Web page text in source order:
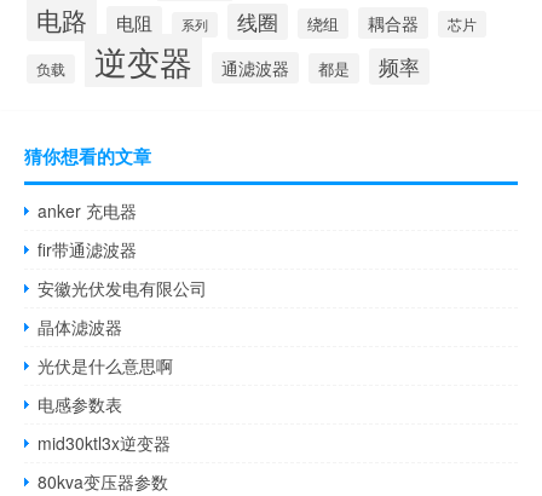
电路 电阻 系列 线圈 绕组 耦合器 芯片
负载 逆变器 通滤波器 都是 频率
猜你想看的文章
anker 充电器
fir带通滤波器
安徽光伏发电有限公司
晶体滤波器
光伏是什么意思啊
电感参数表
mid30ktl3x逆变器
80kva变压器参数